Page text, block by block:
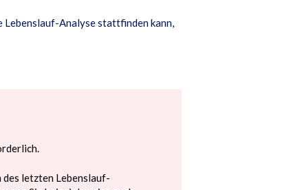
Analyse stattfinden kann,
des letzten Lebenslauf-